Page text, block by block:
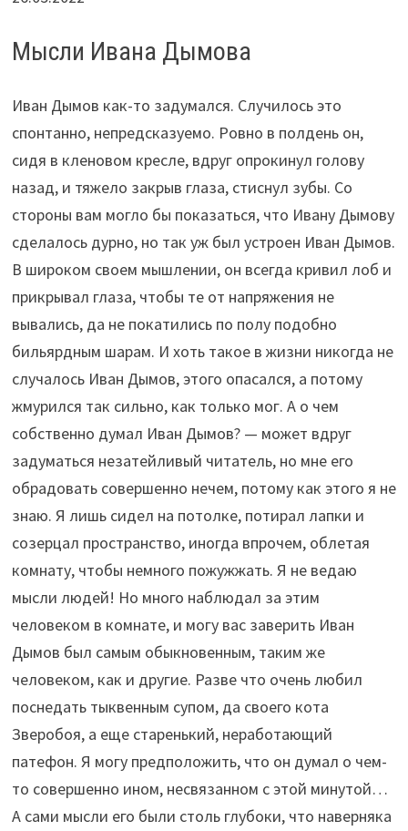
Мысли Ивана Дымова
Иван Дымов как-то задумался. Случилось это
спонтанно, непредсказуемо. Ровно в полдень он,
сидя в кленовом кресле, вдруг опрокинул голову
назад, и тяжело закрыв глаза, стиснул зубы. Со
стороны вам могло бы показаться, что Ивану Дымову
сделалось дурно, но так уж был устроен Иван Дымов.
В широком своем мышлении, он всегда кривил лоб и
прикрывал глаза, чтобы те от напряжения не
вывались, да не покатились по полу подобно
бильярдным шарам. И хоть такое в жизни никогда не
случалось Иван Дымов, этого опасался, а потому
жмурился так сильно, как только мог. А о чем
собственно думал Иван Дымов? — может вдруг
задуматься незатейливый читатель, но мне его
обрадовать совершенно нечем, потому как этого я не
знаю. Я лишь сидел на потолке, потирал лапки и
созерцал пространство, иногда впрочем, облетая
комнату, чтобы немного пожужжать. Я не ведаю
мысли людей! Но много наблюдал за этим
человеком в комнате, и могу вас заверить Иван
Дымов был самым обыкновенным, таким же
человеком, как и другие. Разве что очень любил
поснедать тыквенным супом, да своего кота
Зверобоя, а еще старенький, неработающий
патефон. Я могу предположить, что он думал о чем-
то совершенно ином, несвязанном с этой минутой…
А сами мысли его были столь глубоки, что наверняка